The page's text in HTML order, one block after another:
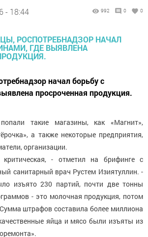
- 18:44 992 0 0
начал борьбу с
просроченная продукция.
такие магазины, как «Магнит»,
а также некоторые предприятия,
организации.
- отметил на брифинге с
санитарный врач Рустем Изиятуллин. -
изъято 230 партий, почти две тонны
- это молочная продукция, потом
штрафов составила более миллиона
яйца и мясо были изъяты из